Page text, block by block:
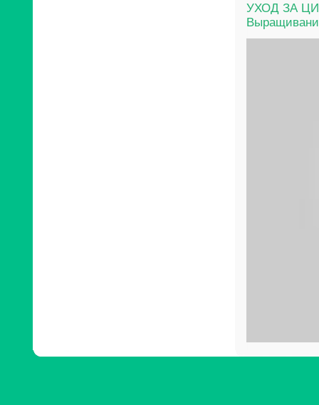
УХОД ЗА